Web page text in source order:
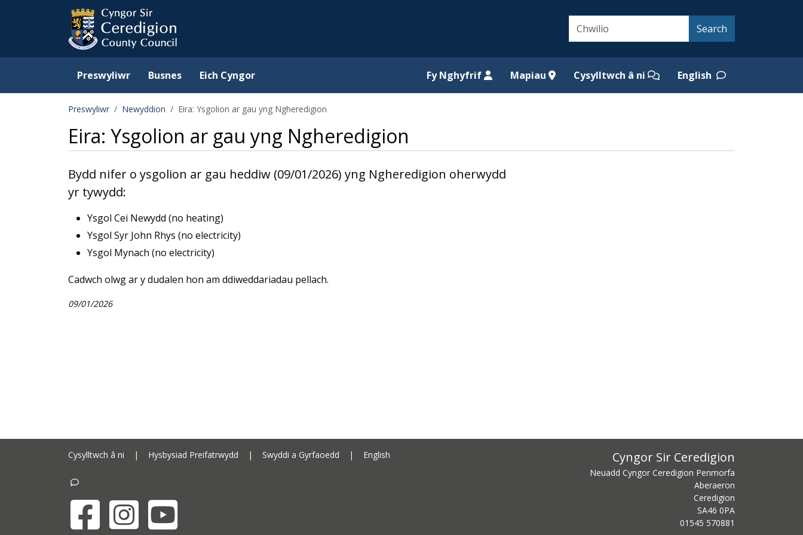
Skip to main content
Ceredigion County Council website Search Search
Preswyliwr Busnes Eich Cyngor Fy Nghyfrif Mapiau Cysylltwch â ni English
Preswyliwr Newyddion Eira: Ysgolion ar gau yng Ngheredigion
Eira: Ysgolion ar gau yng Ngheredigion
Bydd nifer o ysgolion ar gau heddiw (09/01/2026) yng Ngheredigion oherwydd
yr tywydd:
Ysgol Cei Newydd (no heating)
Ysgol Syr John Rhys (no electricity)
Ysgol Mynach (no electricity)
Cadwch olwg ar y dudalen hon am ddiweddariadau pellach.
09/01/2026
Cysylltwch â ni | Hysbysiad Preifatrwydd | Swyddi a Gyrfaoedd | English
FacebookInstagramYouTube
Cyngor Sir Ceredigion
Neuadd Cyngor Ceredigion Penmorfa
Aberaeron
Ceredigion
SA46 0PA
01545 570881